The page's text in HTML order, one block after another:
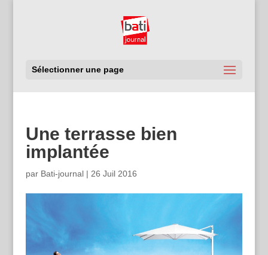
Sélectionner une page
Une terrasse bien
implantée
par Bati-journal| 26 Juil 2016